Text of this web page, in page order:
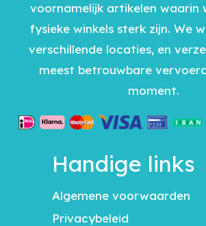
voornamelijk artikelen waarin
fysieke winkels sterk zijn. We
verschillende locaties, en
meest betrouwbare
moment.
Handige links
Algemene voorwaarden
Privacybeleid